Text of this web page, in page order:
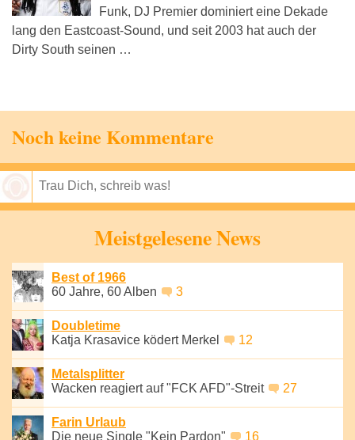
Funk, DJ Premier dominiert eine Dekade
lang den Eastcoast-Sound, und seit 2003 hat auch der
Dirty South seinen …
Noch keine Kommentare
Meistgelesene News
Best of 1966
60 Jahre, 60 Alben
3
Doubletime
Katja Krasavice ködert Merkel
12
Metalsplitter
Wacken reagiert auf "FCK AFD"-Streit
27
Farin Urlaub
Die neue Single "Kein Pardon"
16